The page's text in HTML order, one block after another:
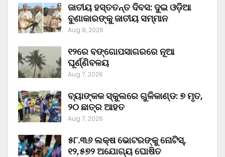
ଜାତୀୟ ହସ୍ତତନ୍ତ ଦିବସ: ଦୁଇ ଓଡ଼ିଆ
ବୁଣାକାରଙ୍କୁ ଜାତୀୟ ସମ୍ମାନ
Aug 8, 2026
୧୨ରେ ବଙ୍ଗୋପସାଗରରେ ନୂଆ
ଘୂର୍ଣ୍ଣିବଳୟ
Aug 7, 2026
ବ୍ୟାଙ୍କକ ସ୍କୁଲରେ ଗୁଳିକାଣ୍ଡ: ୭ ମୃତ,
୨୦ ଛାତ୍ର ଆହତ
Aug 7, 2026
୫୮.୩୬ ଲକ୍ଷ ଭୋଟରଙ୍କୁ ନୋଟିସ୍‌,
୧୨,୫୭୨ ଅଯୋଗ୍ୟ ଘୋଷିତ